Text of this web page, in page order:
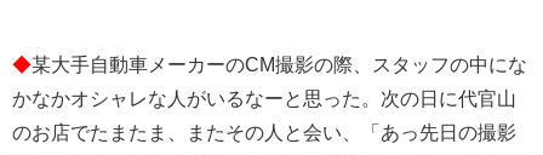
◆某大手自動車メーカーのCM撮影の際、スタッフの中にな
かなかオシャレな人がいるなーと思った。次の日に代官山
のお店でたまたま、またその人と会い、「あっ先日の撮影